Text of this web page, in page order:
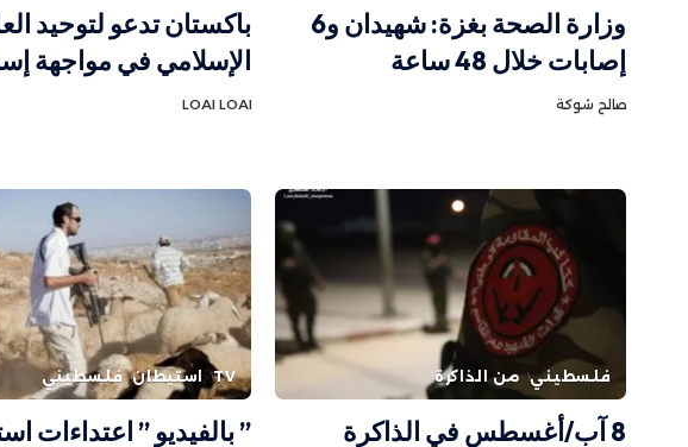
وزارة الصحة بغزة: شهيدان و6
إصابات خلال 48 ساعة
صالح شوكة
باكستان تدعو لتوحيد
الإسلامي في مواجهة
LOAI LOAI
فلسطيني من الذاكرة
8 آب/أغسطس في الذاكرة
TV استيطان فلسطيني
” بالفيديو ” اعتداءات